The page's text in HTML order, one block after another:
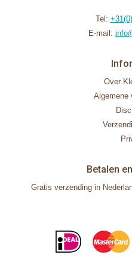
Tel:
E-mail:
Over
Algemene
Betalen
Gratis verzending in